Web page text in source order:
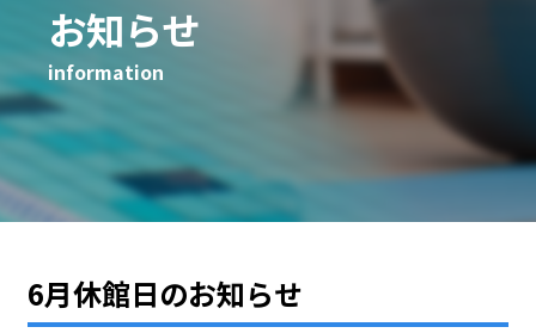
お知らせ
information
6月休館日のお知らせ